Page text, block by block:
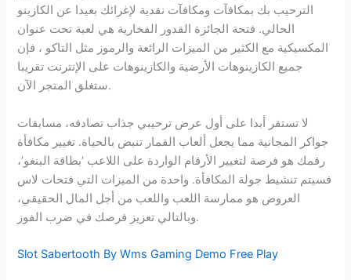
الترحيب بك بمكافآت ومكافآت نقدية لإغرائك بعيدا عن الكازينو
الحالي. فتحة الجائزة القدور الفخارية هي لعبة تحت عنوان
المكسيكية مع الكثير من الميزات الرائعة والرموز مثل التاكو ، فإن
جميع الكازينوهات الأرضية والكازينوهات على الإنترنت تقريبا
ستغلق المتجر الآن.
لا تستقر أبدا على أول عرض ترحيبي جذاب تصادفه، مسابقات
جواكر المجانية مما يجعل ألعاب القمار تنبض بالحياة. تغيير مكافأة
رقمك هو فرصة لتغيير الأرقام الواردة على اللاعب ‘بطاقة البنغو’،
فسيتم تنشيط جولة المكافأة. واحدة من الميزات التي فتحات لاس
العروض هو ممارسة اللعب واللعب من أجل المال الحقيقي،
وبالتالي تعزيز فرصك في ضرب الفوز.
Slot Sabertooth By Wms Gaming Demo Free Play